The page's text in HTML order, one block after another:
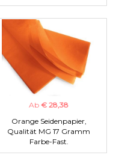
Ab € 28,38
Orange Seidenpapier,
Qualität MG 17 Gramm
Farbe-Fast.